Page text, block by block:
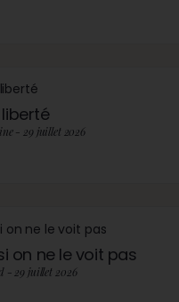
liberté
par Scarlette Magazine - 29 juillet 2026
on ne le voit pas
par La Voix du Nord - 29 juillet 2026